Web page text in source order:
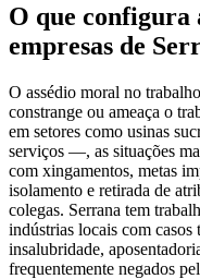
O que configura
empresas de
O assédio moral no
constrange ou ameaça o
em setores como usinas
serviços —, as situações
com xingamentos, metas
isolamento e retirada de
colegas. Serrana tem
indústrias locais com
insalubridade,
frequentemente negados